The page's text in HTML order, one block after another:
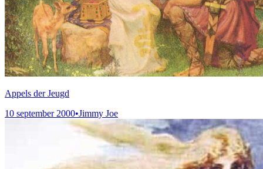
Appels der Jeugd
10 september 2000•Jimmy Joe